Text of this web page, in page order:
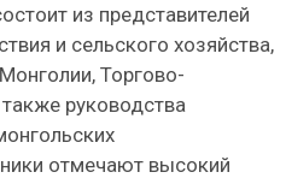
из представителей
и сельского хозяйства,
Торгово-
руководства
отмечают высокий